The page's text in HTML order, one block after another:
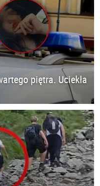
piętra. Uciekła